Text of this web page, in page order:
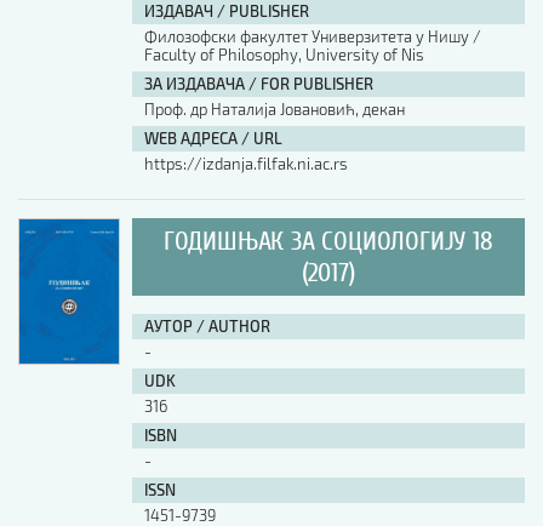
ИЗДАВАЧ / PUBLISHER
Филозофски факултет Универзитета у Нишу /
Faculty of Philosophy, University of Nis
ЗА ИЗДАВАЧА / FOR PUBLISHER
Проф. др Наталија Јовановић, декан
WEB АДРЕСА / URL
https://izdanja.filfak.ni.ac.rs
ГОДИШЊАК ЗА СОЦИОЛОГИЈУ 18
(2017)
АУТОР / AUTHOR
-
UDK
316
ISBN
-
ISSN
1451-9739